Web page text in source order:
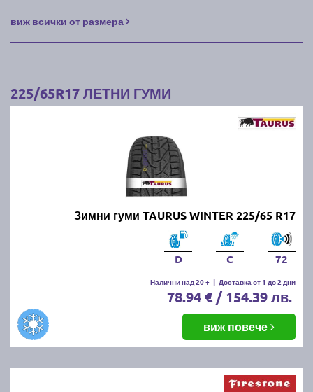
виж всички от размера
225/65R17 ЛЕТНИ ГУМИ
Зимни гуми TAURUS WINTER 225/65 R17
D C 72
Налични над 20 + | Доставка от 1 до 2 дни
78.94 € / 154.39 лв.
виж повече